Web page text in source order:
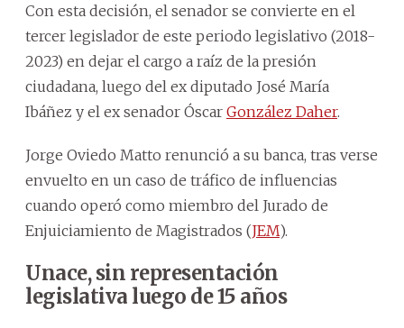
Con esta decisión, el senador se convierte en el
tercer legislador de este periodo legislativo (2018-
2023) en dejar el cargo a raíz de la presión
ciudadana, luego del ex diputado José María
Ibáñez y el ex senador Óscar González Daher.
Jorge Oviedo Matto renunció a su banca, tras verse
envuelto en un caso de tráfico de influencias
cuando operó como miembro del Jurado de
Enjuiciamiento de Magistrados (JEM).
Unace, sin representación
legislativa luego de 15 años